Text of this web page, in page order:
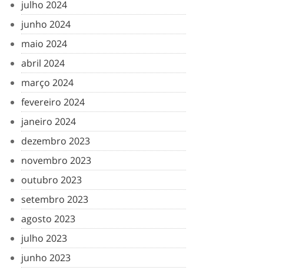
julho 2024
junho 2024
maio 2024
abril 2024
março 2024
fevereiro 2024
janeiro 2024
dezembro 2023
novembro 2023
outubro 2023
setembro 2023
agosto 2023
julho 2023
junho 2023